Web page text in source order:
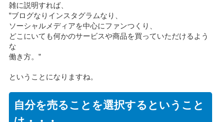
雑に説明すれば、
”ブログなりインスタグラムなり、
ソーシャルメディアを中心にファンつくり、
どこにいても何かのサービスや商品を買っていただけるよう
な
働き方。”
ということになりますね。
自分を売ることを選択するということ